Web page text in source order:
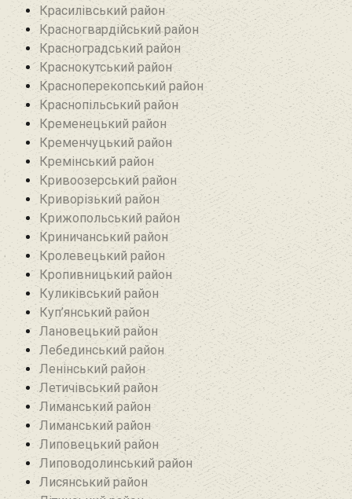
Красилівський район
Красногвардійський район
Красноградський район
Краснокутський район
Красноперекопський район
Краснопільський район
Кременецький район
Кременчуцький район
Кремінський район‎
Кривоозерський район‎
Криворізький район
Крижопольський район
Криничанський район
Кролевецький район‎
Кропивницький район
Куликівський район
Куп’янський район
Лановецький район
Лебединський район
Ленінський район
Летичівський район
Лиманський район
Лиманський район
Липовецький район
Липоводолинський район
Лисянський район